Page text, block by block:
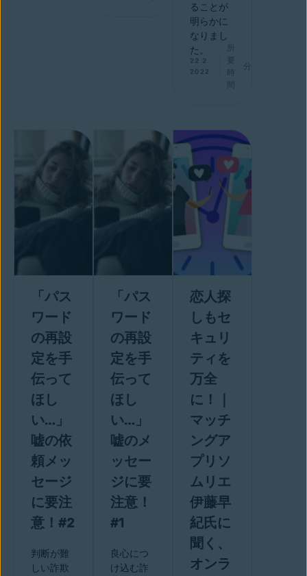
ることが
明らかに
なりまし
た。
22 2
2022
所
要
時
分
「パス
ワード
の再設
定を手
伝って
ほし
い…」
嘘の依
頼メッ
セージ
に要注
意！#2
判断が難
しい詐欺
「パス
ワード
の再設
定を手
伝って
ほし
い…」
嘘のメ
ッセー
ジに要
注意！
#1
良心につ
け込む詐
恋人探
しもセ
キュリ
ティを
万全
に！｜
マッチ
ングア
プリソ
ムリエ
伊藤早
紀氏に
聞く、
オンラ